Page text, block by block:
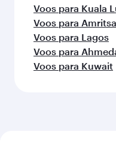
Voos para Kuala
Voos para
Voos para Lagos
Voos para
Voos para Kuwait